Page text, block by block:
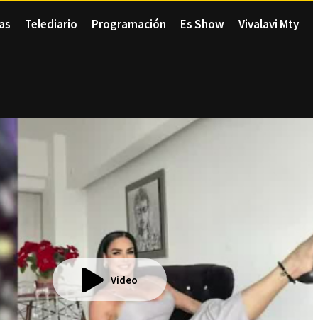
Telediario Programación Es Show Vivalavi Mty
Video